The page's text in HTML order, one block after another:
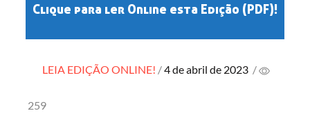
Clique para ler Online esta Edição (PDF)!
LEIA EDIÇÃO ONLINE! Posted
4 de abril de 2023 /
259